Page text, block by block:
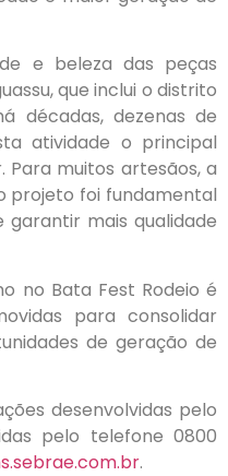
e beleza das peças
que inclui o distrito
décadas, dezenas de
atividade o principal
Para muitos artesãos, a
projeto foi fundamental
mais qualidade
no Bata Fest Rodeio é
para consolidar
de geração de
desenvolvidas pelo
pelo telefone 0800
.